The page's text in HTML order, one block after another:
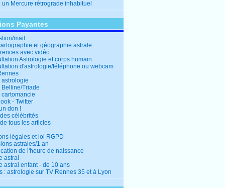
un Mercure rétrograde inhabituel
Payantes
mail
et géographie astrale
avec vidéo
Astrologie et corps humain
d'astrologie/téléphone ou webcam
astrologie
Belline/Triade
cartomancie
- Twitter
don !
célébrités
tous les articles
légales et loi RGPD
astrales/1 an
de l'heure de naissance
astral
astral enfant - de 10 ans
: astrologie sur TV Rennes 35 et à Lyon